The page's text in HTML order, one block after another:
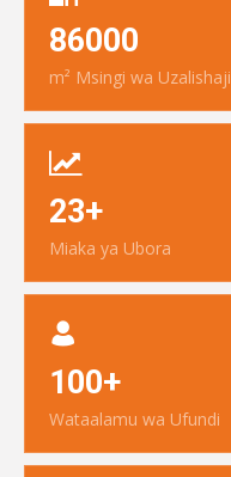
86000
m² Msingi wa Uzalishaji
23+
Miaka ya Ubora
100+
Wataalamu wa Ufundi